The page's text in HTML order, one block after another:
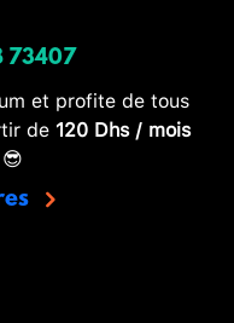
73407
et profite de tous
de 120 Dhs / mois